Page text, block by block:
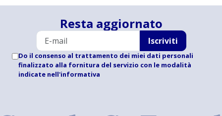
Resta aggiornato
Iscriviti
Do il consenso al trattamento dei miei dati personali
finalizzato alla fornitura del servizio con le modalità
indicate nell'informativa